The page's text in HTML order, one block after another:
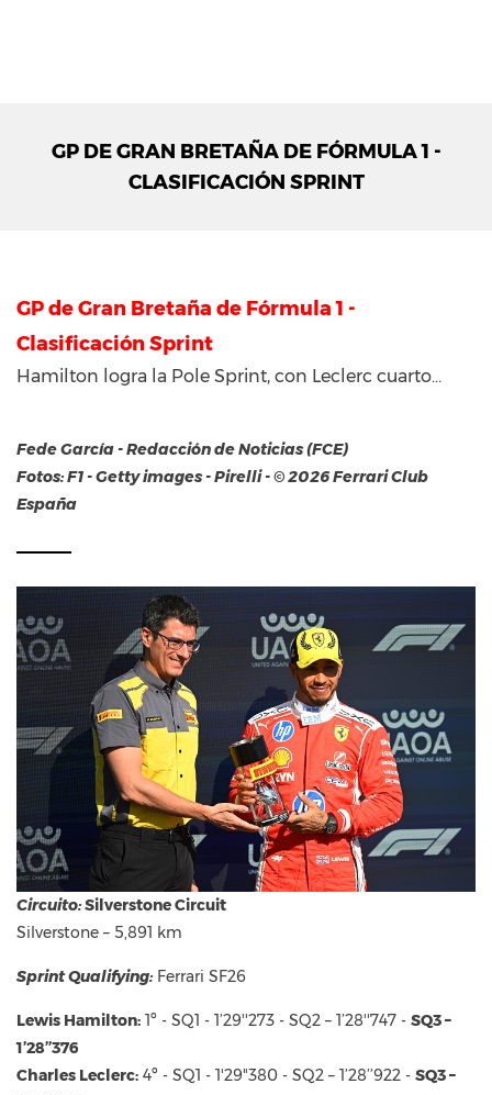
GP DE GRAN BRETAÑA DE FÓRMULA 1 -
CLASIFICACIÓN SPRINT
GP de Gran Bretaña de Fórmula 1 -
Clasificación Sprint
Hamilton logra la Pole Sprint, con Leclerc cuarto…
Fede García - Redacción de Noticias (FCE)
Fotos: F1 - Getty images - Pirelli - © 2026 Ferrari Club
España
Circuito:Silverstone Circuit
Silverstone – 5,891 km
Sprint Qualifying: Ferrari SF26
Lewis Hamilton: 1º - SQ1 - 1’29''273 - SQ2 – 1’28''747 - SQ3 –
1’28’’376
Charles Leclerc: 4º - SQ1 - 1'29"380 - SQ2 – 1’28’’922 - SQ3 –